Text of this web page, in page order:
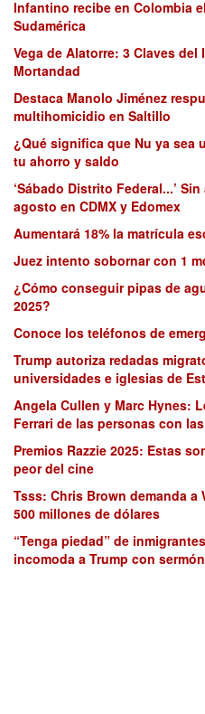
Infantino recibe en Colombia
Sudamérica
Vega de Alatorre: 3 Claves
Mortandad
Destaca Manolo Jiménez
multihomicidio en Saltillo
¿Qué significa que Nu ya sea
tu ahorro y saldo
‘Sábado Distrito Federal...’
agosto en CDMX y Edomex
Aumentará 18% la matrícula
Juez intento sobornar con 1
¿Cómo conseguir pipas de
2025?
Conoce los teléfonos de
Trump autoriza redadas
universidades e iglesias de
Angela Cullen y Marc Hynes:
Ferrari de las personas con
Premios Razzie 2025: Estas
peor del cine
Tsss: Chris Brown demanda a
500 millones de dólares
“Tenga piedad” de
incomoda a Trump con sermón